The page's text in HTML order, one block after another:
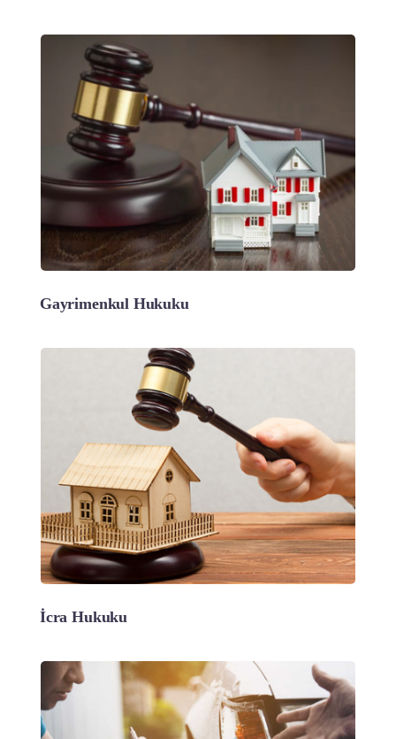
Gayrimenkul Hukuku
İcra Hukuku